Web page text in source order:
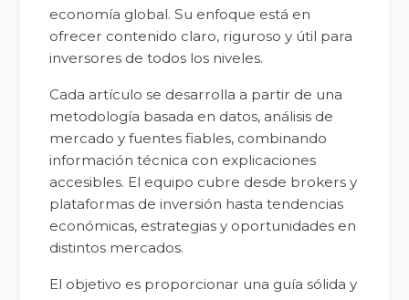
economía global. Su enfoque está en
ofrecer contenido claro, riguroso y útil para
inversores de todos los niveles.
Cada artículo se desarrolla a partir de una
metodología basada en datos, análisis de
mercado y fuentes fiables, combinando
información técnica con explicaciones
accesibles. El equipo cubre desde brokers y
plataformas de inversión hasta tendencias
económicas, estrategias y oportunidades en
distintos mercados.
El objetivo es proporcionar una guía sólida y